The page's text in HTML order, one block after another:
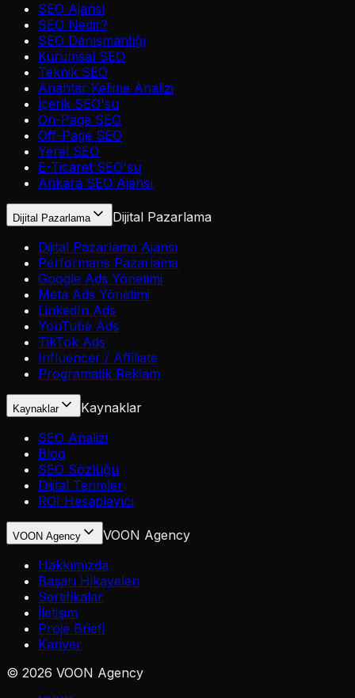
SEO Ajansı
SEO Nedir?
SEO Danışmanlığı
Kurumsal SEO
Teknik SEO
Anahtar Kelime Analizi
İçerik SEO'su
On-Page SEO
Off-Page SEO
Yerel SEO
E-Ticaret SEO'su
Ankara SEO Ajansı
Dijital Pazarlama
Dijital Pazarlama
Dijital Pazarlama Ajansı
Performans Pazarlama
Google Ads Yönetimi
Meta Ads Yönetimi
LinkedIn Ads
YouTube Ads
TikTok Ads
Influencer / Affiliate
Programatik Reklam
Kaynaklar
Kaynaklar
SEO Analizi
Blog
SEO Sözlüğü
Dijital Terimler
ROI Hesaplayıcı
VOON Agency
VOON Agency
Hakkımızda
Başarı Hikayeleri
Sertifikalar
İletişim
Proje Briefi
Kariyer
© 2026 VOON Agency